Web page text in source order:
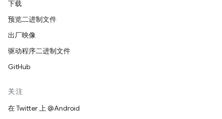
下载
预览二进制文件
出厂映像
驱动程序二进制文件
GitHub
关注
在 Twitter 上 @Android